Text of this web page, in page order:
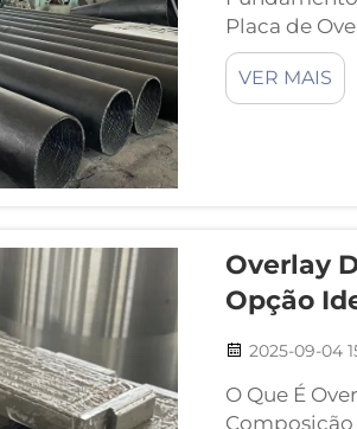
Placa de
Carboneto
aço macio
cromo...
VER MAIS
Overlay
Opção
2025-09-04
O Que É